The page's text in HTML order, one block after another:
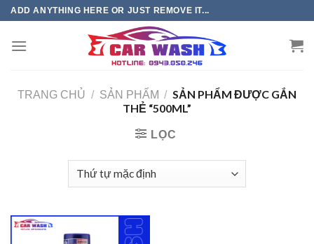
Chuyển
phần
ADD ANYTHING HERE OR JUST REMOVE IT...
TRANG CHỦ / SẢN PHẨM / SẢN PHẨM ĐƯỢC GẮN
THẺ “500ML”
LỌC